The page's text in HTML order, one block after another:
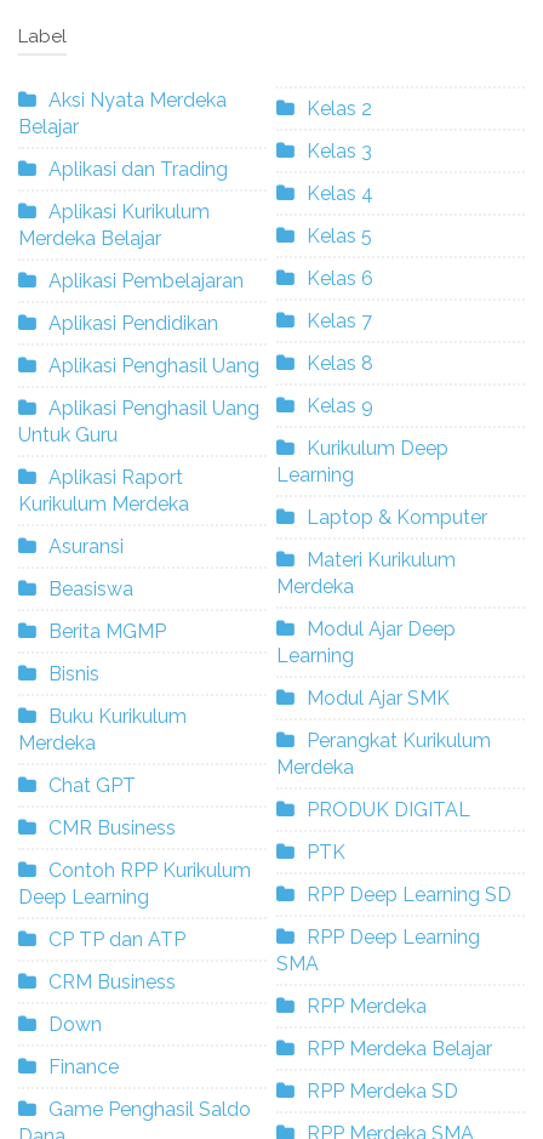
Label
Aksi Nyata Merdeka
Belajar
Aplikasi dan Trading
Aplikasi Kurikulum
Merdeka Belajar
Aplikasi Pembelajaran
Aplikasi Pendidikan
Aplikasi Penghasil Uang
Aplikasi Penghasil Uang
Untuk Guru
Aplikasi Raport
Kurikulum Merdeka
Asuransi
Beasiswa
Berita MGMP
Bisnis
Buku Kurikulum
Merdeka
Chat GPT
CMR Business
Contoh RPP Kurikulum
Deep Learning
CP TP dan ATP
CRM Business
Down
Finance
Game Penghasil Saldo
Kelas 2
Kelas 3
Kelas 4
Kelas 5
Kelas 6
Kelas 7
Kelas 8
Kelas 9
Kurikulum Deep
Learning
Laptop & Komputer
Materi Kurikulum
Merdeka
Modul Ajar Deep
Learning
Modul Ajar SMK
Perangkat Kurikulum
Merdeka
PRODUK DIGITAL
PTK
RPP Deep Learning SD
RPP Deep Learning
SMA
RPP Merdeka
RPP Merdeka Belajar
RPP Merdeka SD
RPP Merdeka SMA